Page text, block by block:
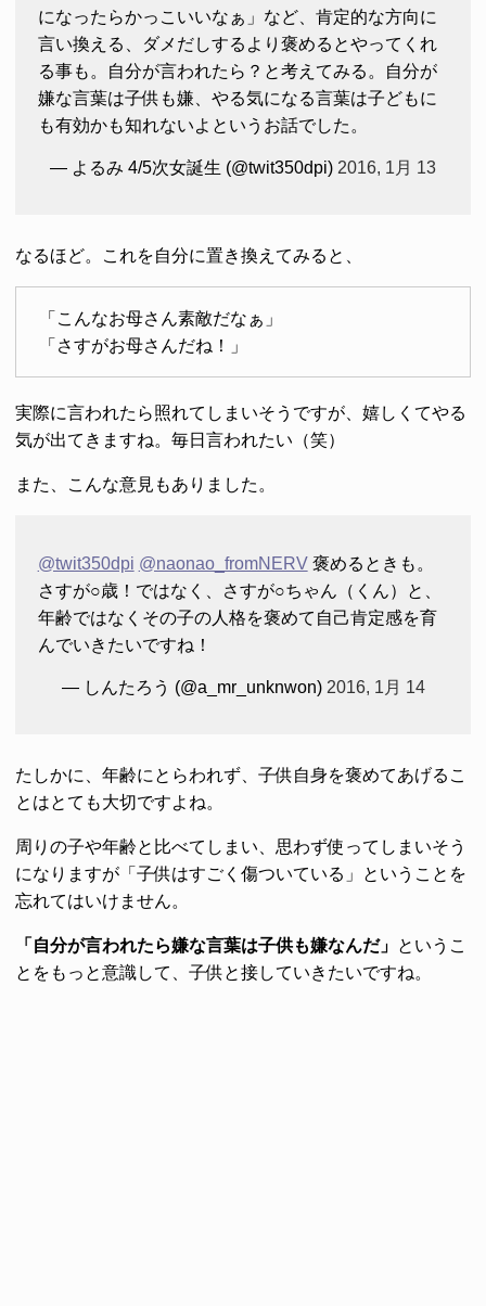
になったらかっこいいなぁ」など、肯定的な方向に
言い換える、ダメだしするより褒めるとやってくれ
る事も。自分が言われたら？と考えてみる。自分が
嫌な言葉は子供も嫌、やる気になる言葉は子どもに
も有効かも知れないよというお話でした。
— よるみ 4/5次女誕生 (@twit350dpi) 2016, 1月 13
なるほど。これを自分に置き換えてみると、
「こんなお母さん素敵だなぁ」
「さすがお母さんだね！」
実際に言われたら照れてしまいそうですが、嬉しくてやる
気が出てきますね。毎日言われたい（笑）
また、こんな意見もありました。
@twit350dpi @naonao_fromNERV褒めるときも。
さすが○歳！ではなく、さすが○ちゃん（くん）と、
年齢ではなくその子の人格を褒めて自己肯定感を育
んでいきたいですね！
— しんたろう (@a_mr_unknwon) 2016, 1月 14
たしかに、年齢にとらわれず、子供自身を褒めてあげるこ
とはとても大切ですよね。
周りの子や年齢と比べてしまい、思わず使ってしまいそう
になりますが「子供はすごく傷ついている」ということを
忘れてはいけません。
「自分が言われたら嫌な言葉は子供も嫌なんだ」 というこ
とをもっと意識して、子供と接していきたいですね。